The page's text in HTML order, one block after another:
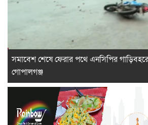
সমাবেশ শেষে ফেরার পথে এনসিপির গাড়িবহরে
গোপালগঞ্জ